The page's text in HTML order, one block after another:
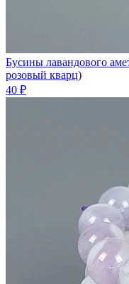
Бусины лавандового
розовый кварц)
40 ₽